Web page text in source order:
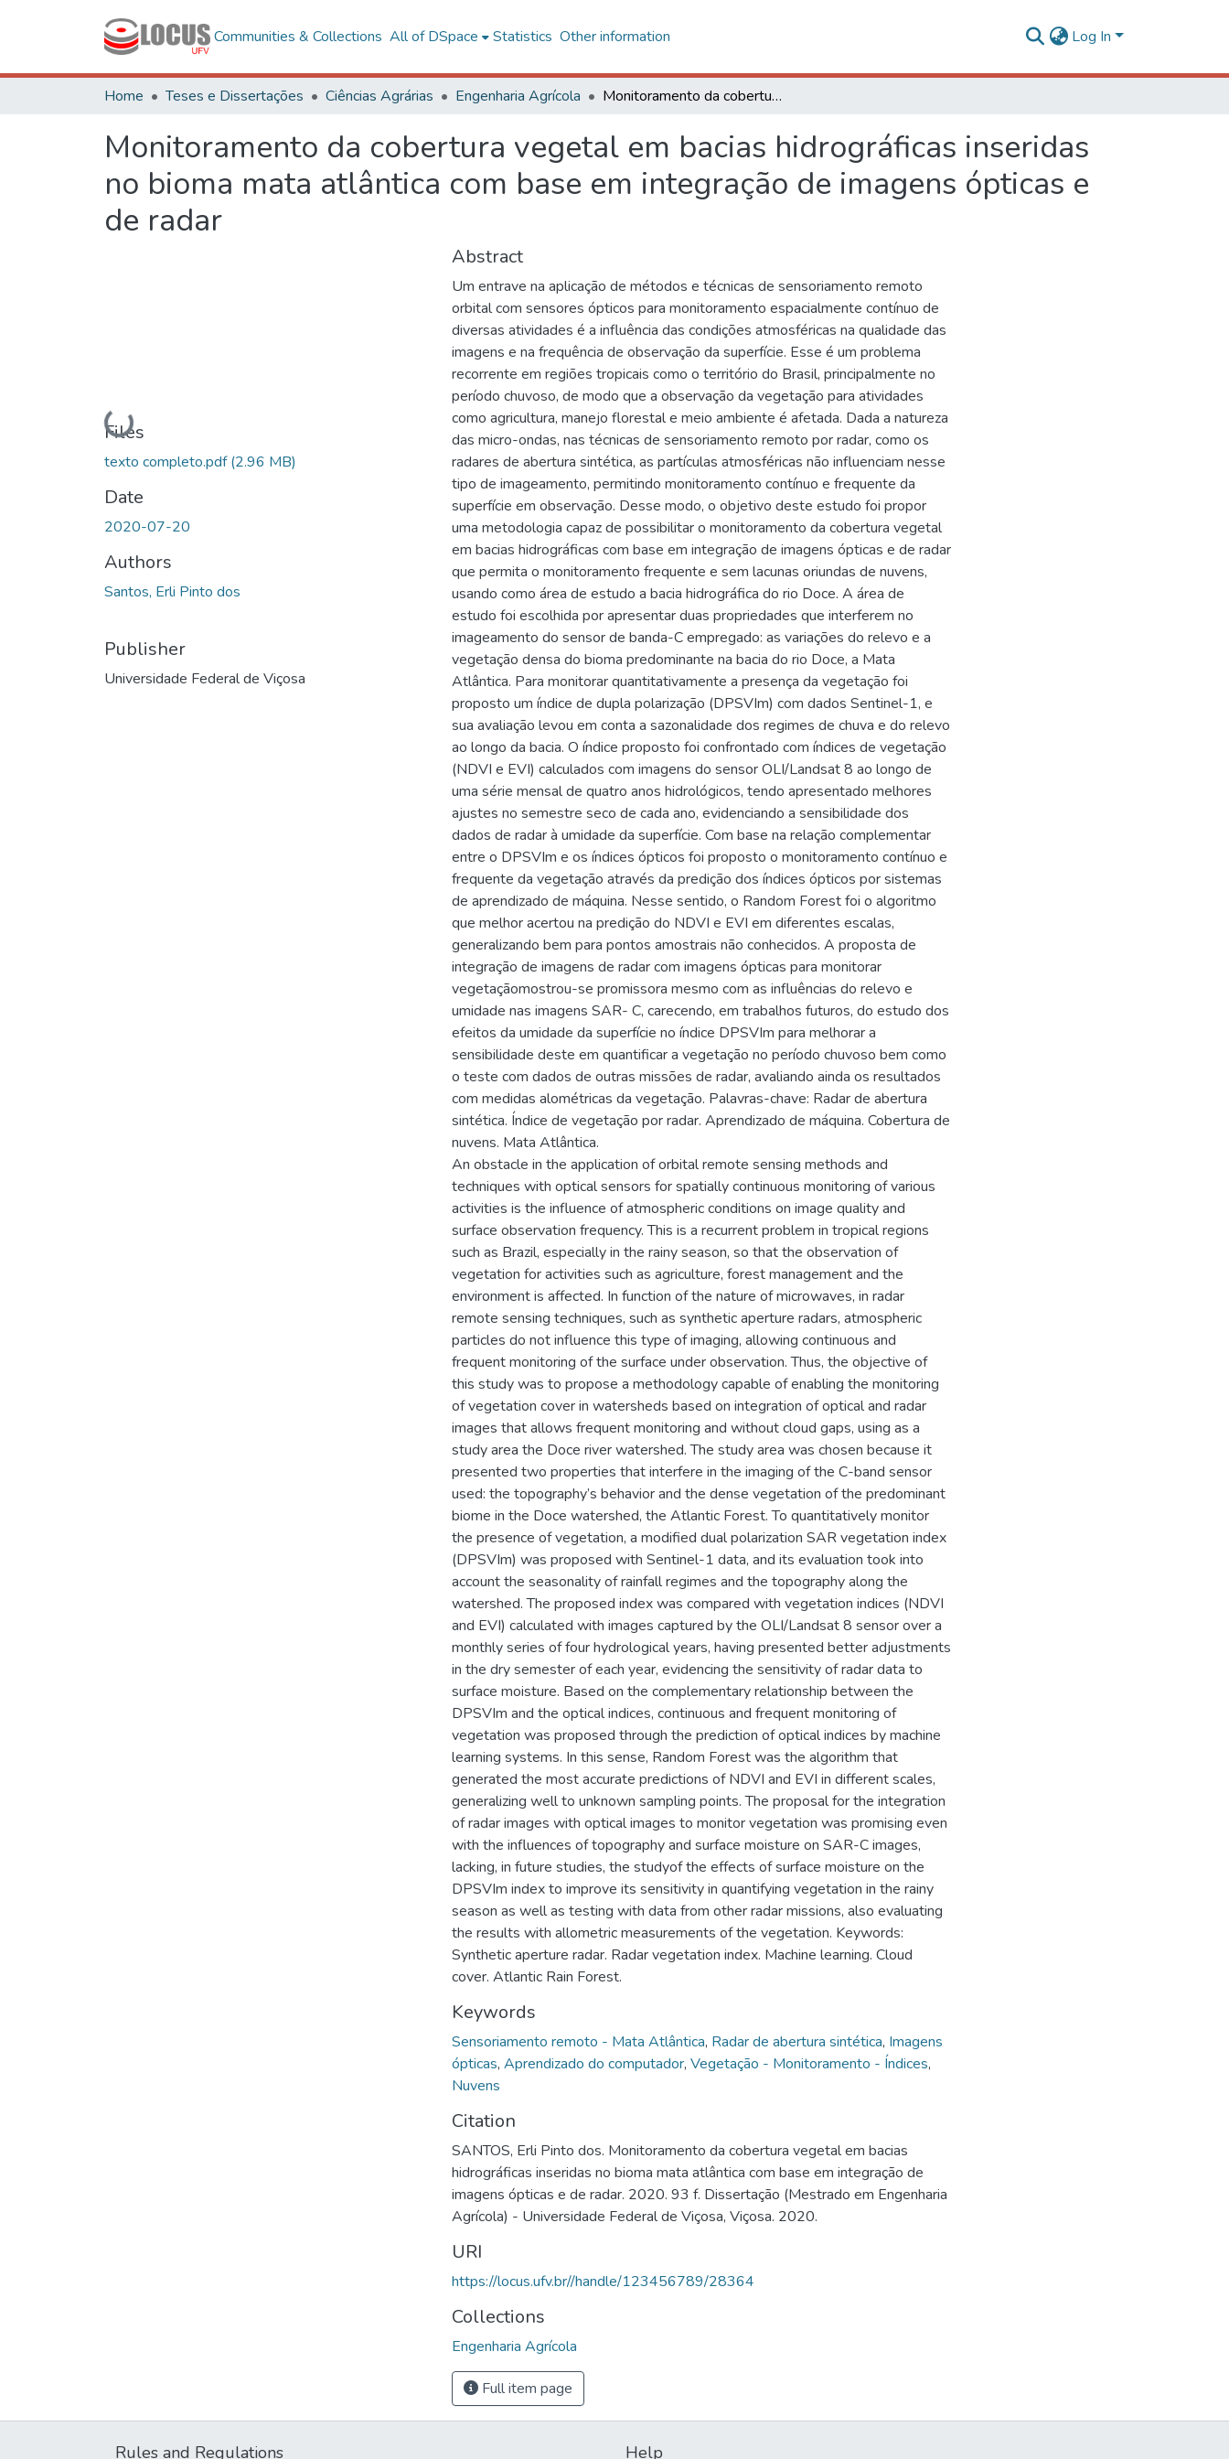
Communities & Collections All of DSpace Statistics Other information Log In
Home Teses e Dissertações Ciências Agrárias Engenharia Agrícola Monitoramento da cobertura vegetal em bacias hidrográficas inseridas no bioma mata atlântica com base em integração de imagens ópticas e de radar
Monitoramento da cobertura vegetal em bacias hidrográficas inseridas
no bioma mata atlântica com base em integração de imagens ópticas e
de radar
Loading...
Files
texto completo.pdf(2.96 MB)
Date
2020-07-20
Authors
Santos, Erli Pinto dos
Publisher
Universidade Federal de Viçosa
Abstract
Um entrave na aplicação de métodos e técnicas de sensoriamento remoto
orbital com sensores ópticos para monitoramento espacialmente contínuo de
diversas atividades é a influência das condições atmosféricas na qualidade das
imagens e na frequência de observação da superfície. Esse é um problema
recorrente em regiões tropicais como o território do Brasil, principalmente no
período chuvoso, de modo que a observação da vegetação para atividades
como agricultura, manejo florestal e meio ambiente é afetada. Dada a natureza
das micro-ondas, nas técnicas de sensoriamento remoto por radar, como os
radares de abertura sintética, as partículas atmosféricas não influenciam nesse
tipo de imageamento, permitindo monitoramento contínuo e frequente da
superfície em observação. Desse modo, o objetivo deste estudo foi propor
uma metodologia capaz de possibilitar o monitoramento da cobertura vegetal
em bacias hidrográficas com base em integração de imagens ópticas e de radar
que permita o monitoramento frequente e sem lacunas oriundas de nuvens,
usando como área de estudo a bacia hidrográfica do rio Doce. A área de
estudo foi escolhida por apresentar duas propriedades que interferem no
imageamento do sensor de banda-C empregado: as variações do relevo e a
vegetação densa do bioma predominante na bacia do rio Doce, a Mata
Atlântica. Para monitorar quantitativamente a presença da vegetação foi
proposto um índice de dupla polarização (DPSVIm) com dados Sentinel-1, e
sua avaliação levou em conta a sazonalidade dos regimes de chuva e do relevo
ao longo da bacia. O índice proposto foi confrontado com índices de vegetação
(NDVI e EVI) calculados com imagens do sensor OLI/Landsat 8 ao longo de
uma série mensal de quatro anos hidrológicos, tendo apresentado melhores
ajustes no semestre seco de cada ano, evidenciando a sensibilidade dos
dados de radar à umidade da superfície. Com base na relação complementar
entre o DPSVIm e os índices ópticos foi proposto o monitoramento contínuo e
frequente da vegetação através da predição dos índices ópticos por sistemas
de aprendizado de máquina. Nesse sentido, o Random Forest foi o algoritmo
que melhor acertou na predição do NDVI e EVI em diferentes escalas,
generalizando bem para pontos amostrais não conhecidos. A proposta de
integração de imagens de radar com imagens ópticas para monitorar
vegetaçãomostrou-se promissora mesmo com as influências do relevo e
umidade nas imagens SAR- C, carecendo, em trabalhos futuros, do estudo dos
efeitos da umidade da superfície no índice DPSVIm para melhorar a
sensibilidade deste em quantificar a vegetação no período chuvoso bem como
o teste com dados de outras missões de radar, avaliando ainda os resultados
com medidas alométricas da vegetação. Palavras-chave: Radar de abertura
sintética. Índice de vegetação por radar. Aprendizado de máquina. Cobertura de
nuvens. Mata Atlântica.
An obstacle in the application of orbital remote sensing methods and
techniques with optical sensors for spatially continuous monitoring of various
activities is the influence of atmospheric conditions on image quality and
surface observation frequency. This is a recurrent problem in tropical regions
such as Brazil, especially in the rainy season, so that the observation of
vegetation for activities such as agriculture, forest management and the
environment is affected. In function of the nature of microwaves, in radar
remote sensing techniques, such as synthetic aperture radars, atmospheric
particles do not influence this type of imaging, allowing continuous and
frequent monitoring of the surface under observation. Thus, the objective of
this study was to propose a methodology capable of enabling the monitoring
of vegetation cover in watersheds based on integration of optical and radar
images that allows frequent monitoring and without cloud gaps, using as a
study area the Doce river watershed. The study area was chosen because it
presented two properties that interfere in the imaging of the C-band sensor
used: the topography’s behavior and the dense vegetation of the predominant
biome in the Doce watershed, the Atlantic Forest. To quantitatively monitor
the presence of vegetation, a modified dual polarization SAR vegetation index
(DPSVIm) was proposed with Sentinel-1 data, and its evaluation took into
account the seasonality of rainfall regimes and the topography along the
watershed. The proposed index was compared with vegetation indices (NDVI
and EVI) calculated with images captured by the OLI/Landsat 8 sensor over a
monthly series of four hydrological years, having presented better adjustments
in the dry semester of each year, evidencing the sensitivity of radar data to
surface moisture. Based on the complementary relationship between the
DPSVIm and the optical indices, continuous and frequent monitoring of
vegetation was proposed through the prediction of optical indices by machine
learning systems. In this sense, Random Forest was the algorithm that
generated the most accurate predictions of NDVI and EVI in different scales,
generalizing well to unknown sampling points. The proposal for the integration
of radar images with optical images to monitor vegetation was promising even
with the influences of topography and surface moisture on SAR-C images,
lacking, in future studies, the studyof the effects of surface moisture on the
DPSVIm index to improve its sensitivity in quantifying vegetation in the rainy
season as well as testing with data from other radar missions, also evaluating
the results with allometric measurements of the vegetation. Keywords:
Synthetic aperture radar. Radar vegetation index. Machine learning. Cloud
cover. Atlantic Rain Forest.
Keywords
Sensoriamento remoto - Mata Atlântica, Radar de abertura sintética, Imagens
ópticas, Aprendizado do computador, Vegetação - Monitoramento - Índices,
Nuvens
Citation
SANTOS, Erli Pinto dos. Monitoramento da cobertura vegetal em bacias
hidrográficas inseridas no bioma mata atlântica com base em integração de
imagens ópticas e de radar. 2020. 93 f. Dissertação (Mestrado em Engenharia
Agrícola) - Universidade Federal de Viçosa, Viçosa. 2020.
URI
https://locus.ufv.br//handle/123456789/28364
Collections
Engenharia Agrícola
Full item page
Rules and Regulations Help